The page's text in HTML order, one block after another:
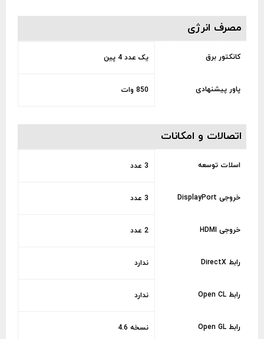
مصرف انرژی
کانکتور برق یک عدد 4 پین
پاور پیشنهادی 850 وات
اتصالات و امکانات
اسلات توسعه 3 عدد
خروجی DisplayPort 3 عدد
خروجی HDMI 2 عدد
رابط DirectX ندارد
رابط Open CL ندارد
رابط Open GL نسخه 4.6